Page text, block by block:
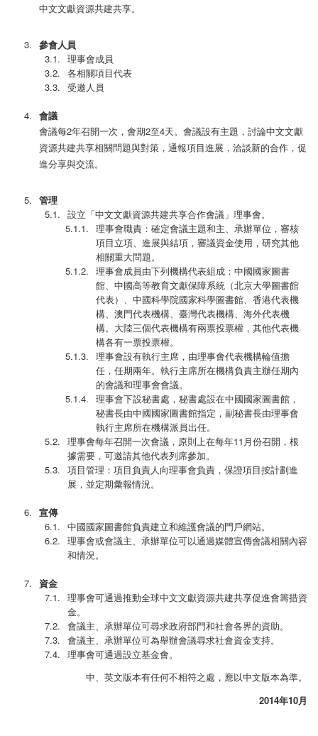
中文文獻資源共建共享。
參會人員
理事會成員
各相關項目代表
受邀人員
會議
會議每2年召開一次，會期2至4天。會議設有主題，討論中文文獻
資源共建共享相關問題與對策，通報項目進展，洽談新的合作，促
進分享與交流。
管理
設立「中文文獻資源共建共享合作會議」理事會。
理事會職責：確定會議主題和主、承辦單位，審核
項目立項、進展與結項，審議資金使用，研究其他
相關重大問題。
理事會成員由下列機構代表組成：中國國家圖書
館、中國高等教育文獻保障系統（北京大學圖書館
代表）、中國科學院國家科學圖書館、香港代表機
構、澳門代表機構、臺灣代表機構、海外代表機
構。大陸三個代表機構有兩票投票權，其他代表機
構各有一票投票權。
理事會設有執行主席，由理事會代表機構輪值擔
任，任期兩年。執行主席所在機構負責主辦任期內
的會議和理事會會議。
理事會下設秘書處，秘書處設在中國國家圖書館，
秘書長由中國國家圖書館指定，副秘書長由理事會
執行主席所在機構派員出任。
理事會每年召開一次會議，原則上在每年11月份召開，根
據需要，可邀請其他代表列席參加。
項目管理：項目負責人向理事會負責，保證項目按計劃進
展，並定期彙報情況。
宣傳
中國國家圖書館負責建立和維護會議的門戶網站。
理事會或會議主、承辦單位可以通過媒體宣傳會議相關內容
和情況。
資金
理事會可通過推動全球中文文獻資源共建共享促進會籌措資
金。
會議主、承辦單位可尋求政府部門和社會各界的資助。
會議主、承辦單位可為舉辦會議尋求社會資金支持。
理事會可通過設立基金會。
中、英文版本有任何不相符之處，應以中文版本為準。
2014年10月